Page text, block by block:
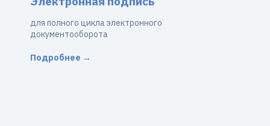
для полного цикла электронного
документооборота
Подробнее →